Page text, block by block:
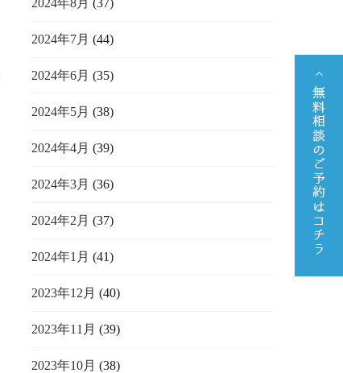
2024年8月 (37)
2024年7月 (44)
2024年6月 (35)
2024年5月 (38)
2024年4月 (39)
2024年3月 (36)
2024年2月 (37)
2024年1月 (41)
2023年12月 (40)
2023年11月 (39)
2023年10月 (38)